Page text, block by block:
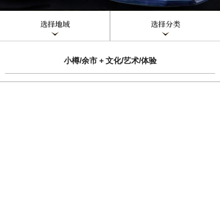
选择地域 选择分类
小樽/余市 + 文化/艺术/体验